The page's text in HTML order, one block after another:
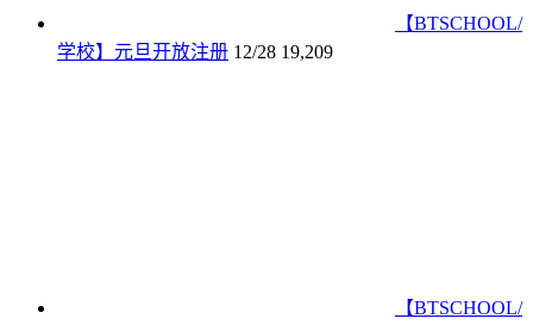
【BTSCHOOL/
学校】元旦开放注册 12/28 19,209
【BTSCHOOL/